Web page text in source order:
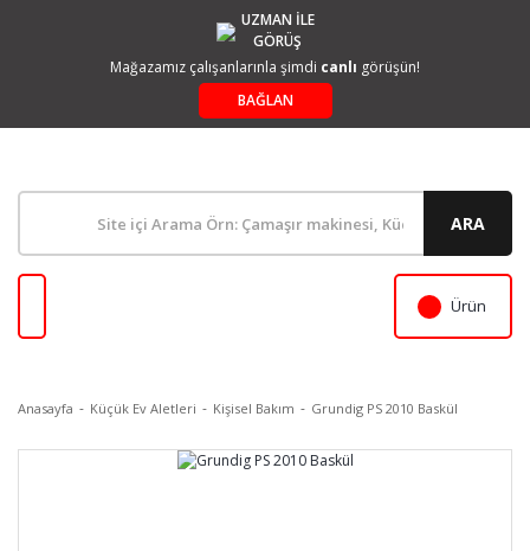
UZMAN İLE
GÖRÜŞ
Mağazamız çalışanlarınla şimdi canlı görüşün!
BAĞLAN
ARA
Ürün
Anasayfa Küçük Ev Aletleri Kişisel Bakım Grundig PS 2010 Baskül